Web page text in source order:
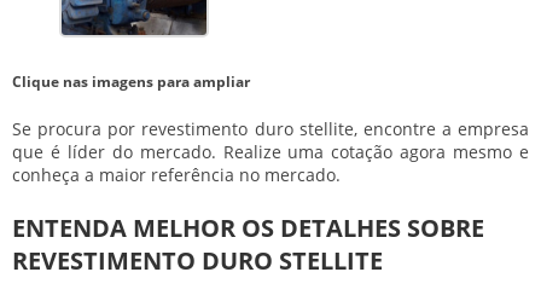
Clique nas imagens para ampliar
Se procura por revestimento duro stellite, encontre a empresa
que é líder do mercado. Realize uma cotação agora mesmo e
conheça a maior referência no mercado.
ENTENDA MELHOR OS DETALHES SOBRE
REVESTIMENTO DURO STELLITE